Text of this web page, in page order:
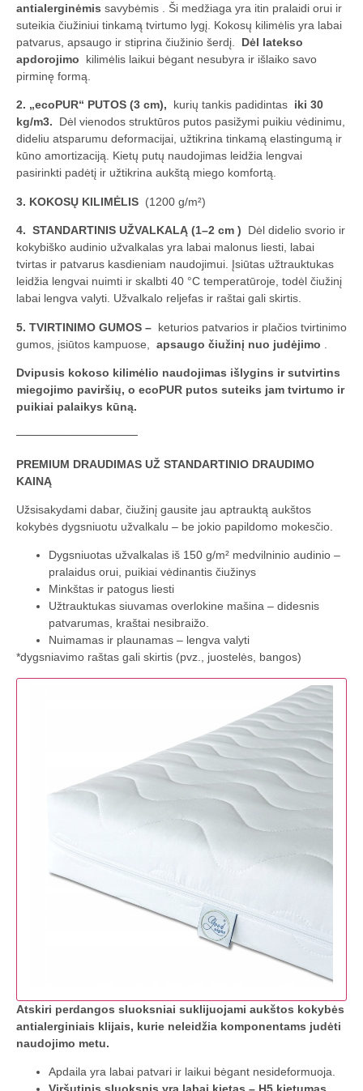
antialerginėmis savybėmis . Ši medžiaga yra itin pralaidi orui ir
suteikia čiužiniui tinkamą tvirtumo lygį. Kokosų kilimėlis yra labai
patvarus, apsaugo ir stiprina čiužinio šerdį. Dėl latekso
apdorojimo kilimėlis laikui bėgant nesubyra ir išlaiko savo
pirminę formą.
2. „ecoPUR“ PUTOS (3 cm), kurių tankis padidintas iki 30
kg/m3. Dėl vienodos struktūros putos pasižymi puikiu vėdinimu,
dideliu atsparumu deformacijai, užtikrina tinkamą elastingumą ir
kūno amortizaciją. Kietų putų naudojimas leidžia lengvai
pasirinkti padėtį ir užtikrina aukštą miego komfortą.
3. KOKOSŲ KILIMĖLIS (1200 g/m²)
4. STANDARTINIS UŽVALKALĄ (1–2 cm )
Dėl didelio svorio ir
kokybiško audinio užvalkalas yra labai malonus liesti, labai
tvirtas ir patvarus kasdieniam naudojimui. Įsiūtas užtrauktukas
leidžia lengvai nuimti ir skalbti 40 °C temperatūroje, todėl čiužinį
labai lengva valyti. Užvalkalo reljefas ir raštai gali skirtis.
5. TVIRTINIMO GUMOS – keturios patvarios ir plačios tvirtinimo
gumos, įsiūtos kampuose, apsaugo čiužinį nuo judėjimo
Dvipusis kokoso kilimėlio naudojimas išlygins ir sutvirtins
miegojimo paviršių, o ecoPUR putos suteiks jam tvirtumo ir
puikiai palaikys kūną.
───────────────
PREMIUM DRAUDIMAS UŽ STANDARTINIO DRAUDIMO
KAINĄ
Užsisakydami dabar, čiužinį gausite jau aptrauktą aukštos
kokybės dygsniuotu užvalkalu – be jokio papildomo mokesčio.
Dygsniuotas užvalkalas iš 150 g/m² medvilninio audinio –
pralaidus orui, puikiai vėdinantis čiužinys
Minkštas ir patogus liesti
Užtrauktukas siuvamas overlokine mašina – didesnis
patvarumas, kraštai nesibraižo.
Nuimamas ir plaunamas – lengva valyti
*dygsniavimo raštas gali skirtis (pvz., juostelės, bangos)
Atskiri perdangos sluoksniai suklijuojami aukštos kokybės
antialerginiais klijais, kurie neleidžia komponentams judėti
naudojimo metu.
Apdaila yra labai patvari ir laikui bėgant nesideformuoja.